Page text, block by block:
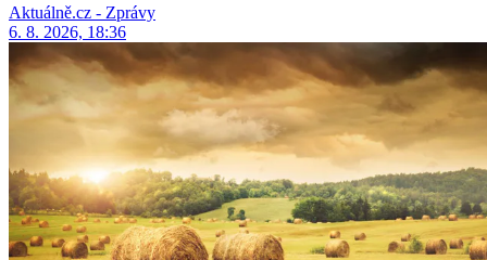
Aktuálně.cz - Zprávy
6. 8. 2026, 18:36